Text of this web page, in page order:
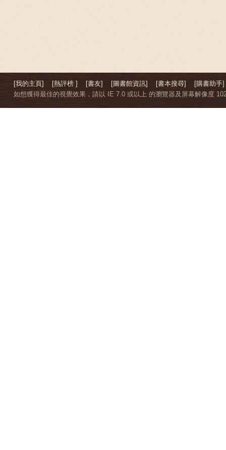
[我的主頁] [熱評榜 ] [書友] [圖書館資訊] [書本搜尋]
[購書助手]
如想獲得最佳的視覺效果，請以 IE 7.0 或以上 的瀏覽器及屏幕解像度